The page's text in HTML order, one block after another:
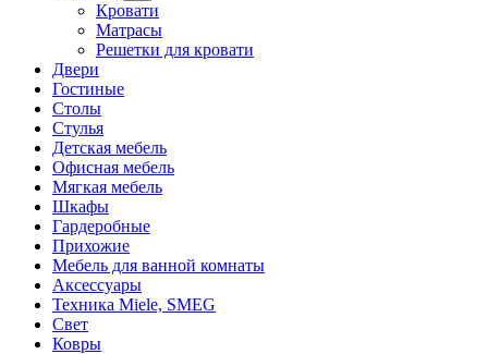
Кровати
Матрасы
Решетки для кровати
Двери
Гостиные
Столы
Стулья
Детская мебель
Офисная мебель
Мягкая мебель
Шкафы
Гардеробные
Прихожие
Мебель для ванной комнаты
Аксессуары
Техника Miele, SMEG
Свет
Ковры